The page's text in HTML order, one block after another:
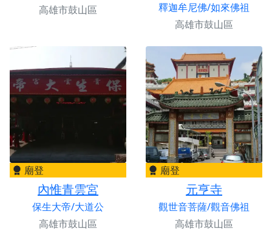
高雄市鼓山區
釋迦牟尼佛/如來佛祖
高雄市鼓山區
廟登
內惟青雲宮
保生大帝/大道公
高雄市鼓山區
廟登
元亨寺
觀世音菩薩/觀音佛祖
高雄市鼓山區